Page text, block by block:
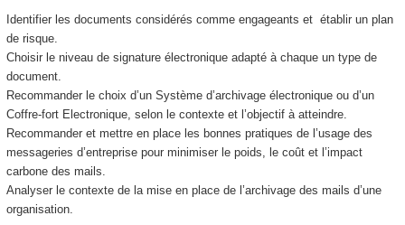
Identifier les documents considérés comme engageants et établir un plan
de risque.
Choisir le niveau de signature électronique adapté à chaque un type de
document.
Recommander le choix d’un Système d’archivage électronique ou d’un
Coffre-fort Electronique, selon le contexte et l’objectif à atteindre.
Recommander et mettre en place les bonnes pratiques de l’usage des
messageries d’entreprise pour minimiser le poids, le coût et l’impact
carbone des mails.
Analyser le contexte de la mise en place de l’archivage des mails d’une
organisation.